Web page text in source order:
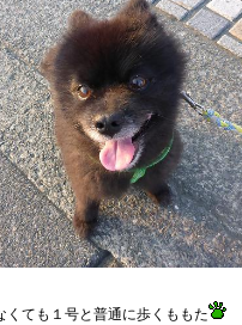
くても１号と普通に歩くももた